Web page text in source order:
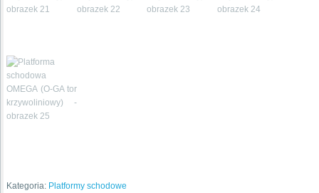
Kategoria: Platformy schodowe